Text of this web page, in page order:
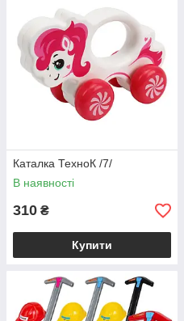
Каталка ТехноК /7/
В наявності
310 ₴
Купити